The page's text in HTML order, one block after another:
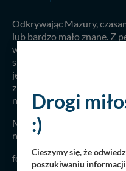
Odkrywając Mazury,
lub bardzo mało znane. Z
wieża widokowa nad
się piękny widok na samo
jeziorze, które jest
znajduję się największa w
niemego...
Musimy to miejsce
naszej bazy turystycznej
fot. Arkadiusz Skrodzki,
Drogi
:)
Cieszymy się, że
poszukiwaniu